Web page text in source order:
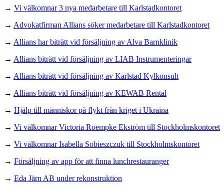
→ Vi välkomnar 3 nya medarbetare till Karlstadkontoret
→ Advokatfirman Allians söker medarbetare till Karlstadkontoret
→ Allians har biträtt vid försäljning av Alva Barnklinik
→ Allians biträtt vid försäljning av LIAB Instrumenteringar
→ Allians biträtt vid försäljning av Karlstad Kylkonsult
→ Allians biträtt vid försäljning av KEWAB Rental
→ Hjälp till människor på flykt från kriget i Ukraina
→ Vi välkomnar Victoria Roempke Ekström till Stockholmskontoret
→ Vi välkomnar Isabella Sobieszczuk till Stockholmskontoret
→ Försäljning av app för att finna lunchrestauranger
→ Eda Järn AB under rekonstruktion